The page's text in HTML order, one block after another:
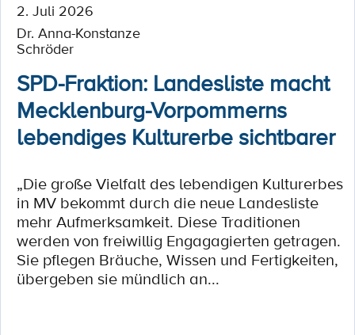
2. Juli 2026
Dr. Anna-Konstanze
Schröder
SPD-Fraktion: Landesliste macht
Mecklenburg-Vorpommerns
lebendiges Kulturerbe sichtbarer
„Die große Vielfalt des lebendigen Kulturerbes
in MV bekommt durch die neue Landesliste
mehr Aufmerksamkeit. Diese Traditionen
werden von freiwillig Engagagierten getragen.
Sie pflegen Bräuche, Wissen und Fertigkeiten,
übergeben sie mündlich an...